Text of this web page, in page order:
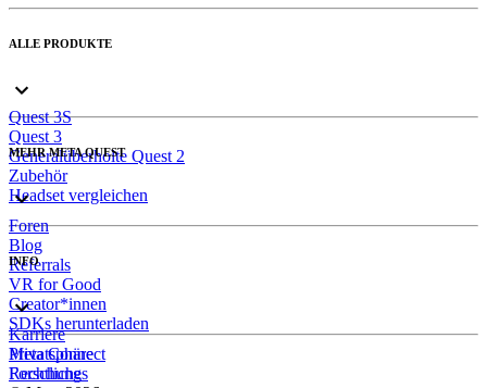
ALLE PRODUKTE
Quest 3S
Quest 3
Generalüberholte Quest 2
Zubehör
Headset vergleichen
MEHR META QUEST
Foren
Blog
Referrals
VR for Good
Creator*innen
SDKs herunterladen
INFO
Karriere
Meta Connect
Forschung
Privatsphäre
Rechtliches